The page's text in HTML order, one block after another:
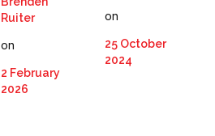
Ruiter
on
2 February
2026
on
25 October
2024